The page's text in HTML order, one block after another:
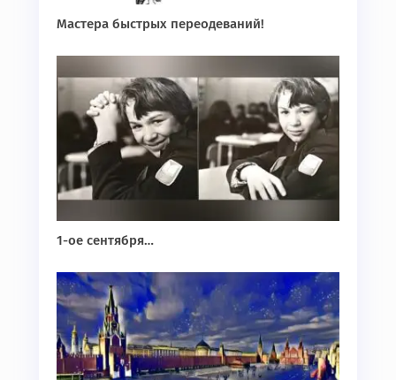
Мастера быстрых переодеваний!
1-ое сентября…